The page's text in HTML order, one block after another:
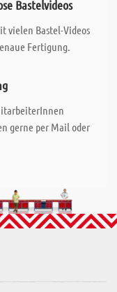
Bastelvideos
vielen Bastel-Videos
Fertigung.
gerne per Mail oder